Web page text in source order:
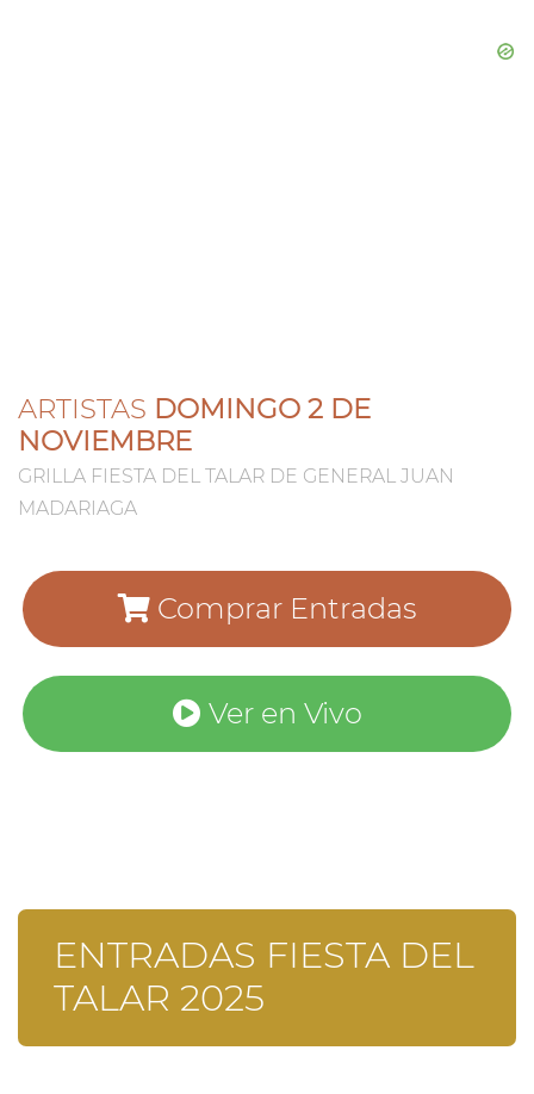
ARTISTAS DOMINGO 2 DE
NOVIEMBRE
GRILLA FIESTA DEL TALAR DE GENERAL JUAN
MADARIAGA
Comprar Entradas
Ver en Vivo
ENTRADAS FIESTA DEL
TALAR 2025